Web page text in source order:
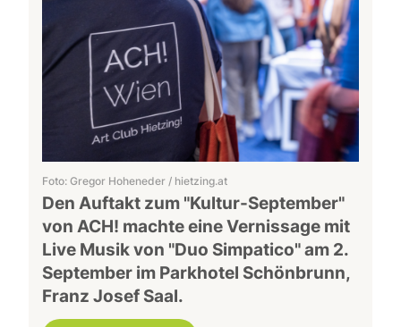
Foto: Gregor Hoheneder / hietzing.at
Den Auftakt zum "Kultur-September"
von ACH! machte eine Vernissage mit
Live Musik von "Duo Simpatico" am 2.
September im Parkhotel Schönbrunn,
Franz Josef Saal.